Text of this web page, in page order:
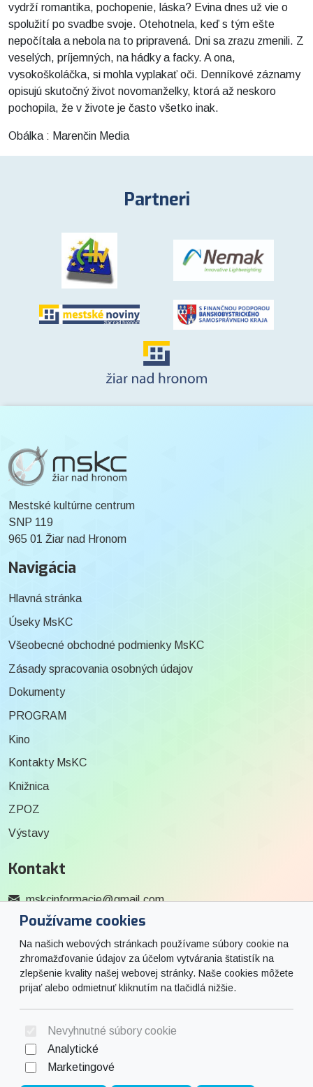
vydrží romantika, pochopenie, láska? Evina dnes už vie o
spolužití po svadbe svoje. Otehotnela, keď s tým ešte
nepočítala a nebola na to pripravená. Dni sa zrazu zmenili. Z
veselých, príjemných, na hádky a facky. A ona,
vysokoškoláčka, si mohla vyplakať oči. Denníkové záznamy
opisujú skutočný život novomanželky, ktorá až neskoro
pochopila, že v živote je často všetko inak.
Obálka : Marenčin Media
Partneri
Používame cookies
Na našich webových stránkach používame súbory cookie na
zhromažďovanie údajov za účelom vytvárania štatistík na
zlepšenie kvality našej webovej stránky. Naše cookies môžete
prijať alebo odmietnuť kliknutím na tlačidlá nižšie.
Nevyhnutné súbory cookie
Analytické
Marketingové
Mestské kultúrne centrum
SNP 119
965 01 Žiar nad Hronom
Navigácia
Hlavná stránka
Úseky MsKC
Všeobecné obchodné podmienky MsKC
Zásady spracovania osobných údajov
Dokumenty
PROGRAM
Kino
Kontakty MsKC
Knižnica
ZPOZ
Výstavy
Kontakt
mskcinformacie@gmail.com
0915 727 244
Social
Facebook